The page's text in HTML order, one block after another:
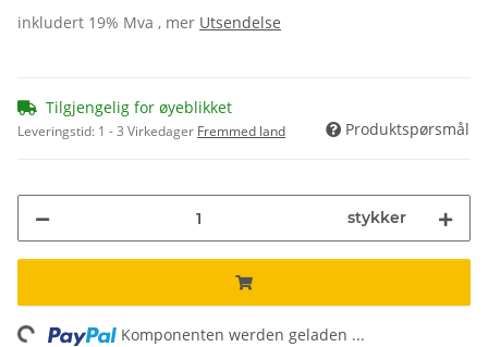
inkludert 19% Mva , mer Utsendelse
Tilgjengelig for øyeblikket
Leveringstid: 1 - 3 Virkedager Fremmed land Produktspørsmål
stykker
Komponenten werden geladen ...